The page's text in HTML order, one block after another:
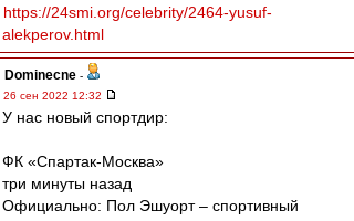
https://24smi.org/celebrity/2464-yusuf-
alekperov.html
Dominecne -
26 сен 2022 12:32
У нас новый спортдир:
ФК «Спартак-Москва»
три минуты назад
Официально: Пол Эшуорт – спортивный